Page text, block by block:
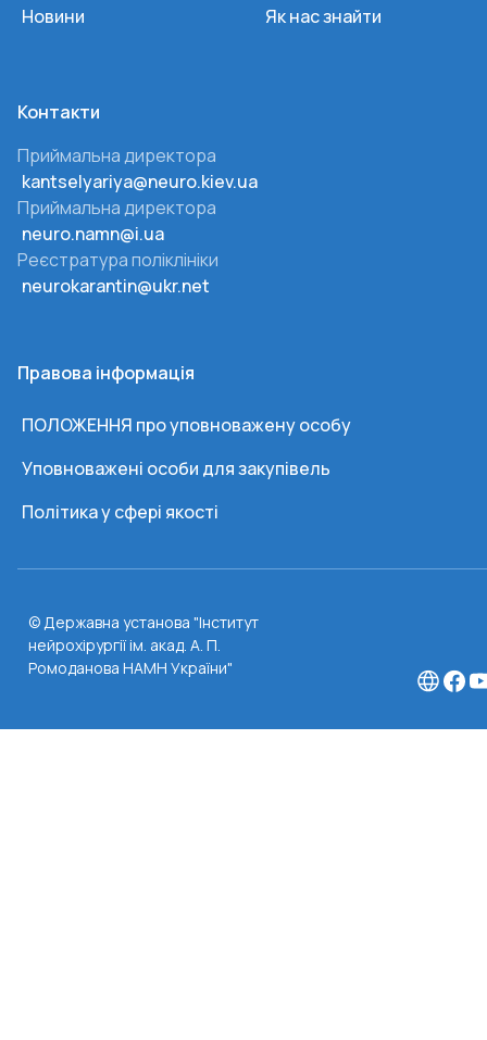
Новини
Як нас знайти
Контакти
Приймальна директора
kantselyariya@neuro.kiev.ua
Приймальна директора
neuro.namn@i.ua
Реєстратура поліклініки
neurokarantin@ukr.net
Правова інформація
ПОЛОЖЕННЯ про уповноважену особу
Уповноважені особи для закупівель
Політика у сфері якості
© Державна установа "Інститут
нейрохірургії ім. акад. А. П.
Ромоданова НАМН України"